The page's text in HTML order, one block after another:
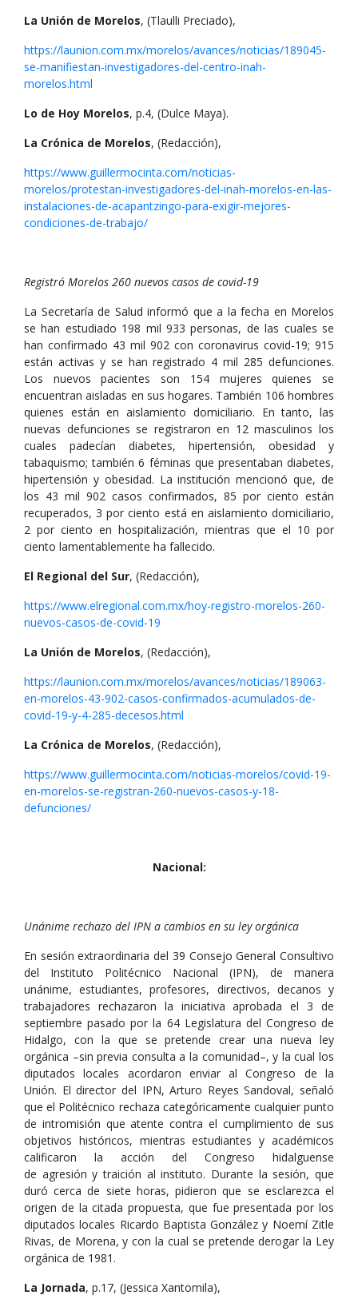
La Unión de Morelos, (Tlaulli Preciado),
https://launion.com.mx/morelos/avances/noticias/189045-
se-manifiestan-investigadores-del-centro-inah-
morelos.html
Lo de Hoy Morelos, p.4, (Dulce Maya).
La Crónica de Morelos, (Redacción),
https://www.guillermocinta.com/noticias-
morelos/protestan-investigadores-del-inah-morelos-en-las-
instalaciones-de-acapantzingo-para-exigir-mejores-
condiciones-de-trabajo/
Registró Morelos 260 nuevos casos de covid-19
La Secretaría de Salud informó que a la fecha en Morelos
se han estudiado 198 mil 933 personas, de las cuales se
han confirmado 43 mil 902 con coronavirus covid-19; 915
están activas y se han registrado 4 mil 285 defunciones.
Los nuevos pacientes son 154 mujeres quienes se
encuentran aisladas en sus hogares. También 106 hombres
quienes están en aislamiento domiciliario. En tanto, las
nuevas defunciones se registraron en 12 masculinos los
cuales padecían diabetes, hipertensión, obesidad y
tabaquismo; también 6 féminas que presentaban diabetes,
hipertensión y obesidad. La institución mencionó que, de
los 43 mil 902 casos confirmados, 85 por ciento están
recuperados, 3 por ciento está en aislamiento domiciliario,
2 por ciento en hospitalización, mientras que el 10 por
ciento lamentablemente ha fallecido.
El Regional del Sur, (Redacción),
https://www.elregional.com.mx/hoy-registro-morelos-260-
nuevos-casos-de-covid-19
La Unión de Morelos, (Redacción),
https://launion.com.mx/morelos/avances/noticias/189063-
en-morelos-43-902-casos-confirmados-acumulados-de-
covid-19-y-4-285-decesos.html
La Crónica de Morelos, (Redacción),
https://www.guillermocinta.com/noticias-morelos/covid-19-
en-morelos-se-registran-260-nuevos-casos-y-18-
defunciones/
Nacional:
Unánime rechazo del IPN a cambios en su ley orgánica
En sesión extraordinaria del 39 Consejo General Consultivo
del Instituto Politécnico Nacional (IPN), de manera
unánime, estudiantes, profesores, directivos, decanos y
trabajadores rechazaron la iniciativa aprobada el 3 de
septiembre pasado por la 64 Legislatura del Congreso de
Hidalgo, con la que se pretende crear una nueva ley
orgánica –sin previa consulta a la comunidad–, y la cual los
diputados locales acordaron enviar al Congreso de la
Unión. El director del IPN, Arturo Reyes Sandoval, señaló
que el Politécnico rechaza categóricamente cualquier punto
de intromisión que atente contra el cumplimiento de sus
objetivos históricos, mientras estudiantes y académicos
calificaron la acción del Congreso hidalguense
de agresión y traición al instituto. Durante la sesión, que
duró cerca de siete horas, pidieron que se esclarezca el
origen de la citada propuesta, que fue presentada por los
diputados locales Ricardo Baptista González y Noemí Zitle
Rivas, de Morena, y con la cual se pretende derogar la Ley
orgánica de 1981.
La Jornada, p.17, (Jessica Xantomila),